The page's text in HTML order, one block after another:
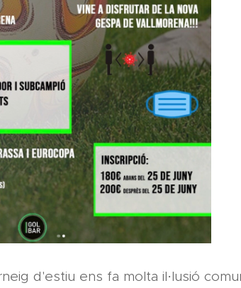
d'estiu ens fa molta il·lusió